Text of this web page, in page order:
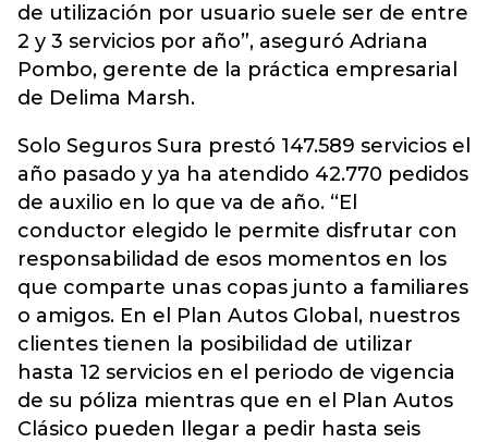
de utilización por usuario suele ser de entre
2 y 3 servicios por año”, aseguró Adriana
Pombo, gerente de la práctica empresarial
de Delima Marsh.
Solo Seguros Sura prestó 147.589 servicios el
año pasado y ya ha atendido 42.770 pedidos
de auxilio en lo que va de año. “El
conductor elegido le permite disfrutar con
responsabilidad de esos momentos en los
que comparte unas copas junto a familiares
o amigos. En el Plan Autos Global, nuestros
clientes tienen la posibilidad de utilizar
hasta 12 servicios en el periodo de vigencia
de su póliza mientras que en el Plan Autos
Clásico pueden llegar a pedir hasta seis